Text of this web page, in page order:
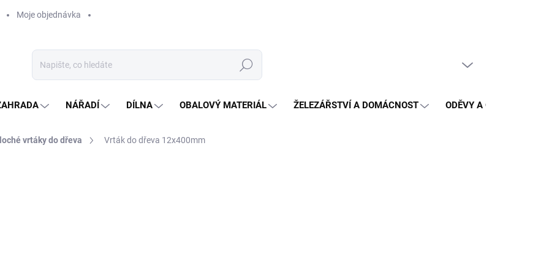
Moje objednávka
Hledat
NÁŘADÍ DÍLNA OBALOVÝ MATERIÁL ŽELEZÁŘSTVÍ A DOMÁCNOST ODĚVY A OCHRANA
vrtáky do dřeva Vrták do dřeva 12x400mm